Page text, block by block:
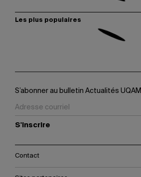
Les plus populaires
S’abonner au bulletin Actualités UQAM
S'inscrire
Contact